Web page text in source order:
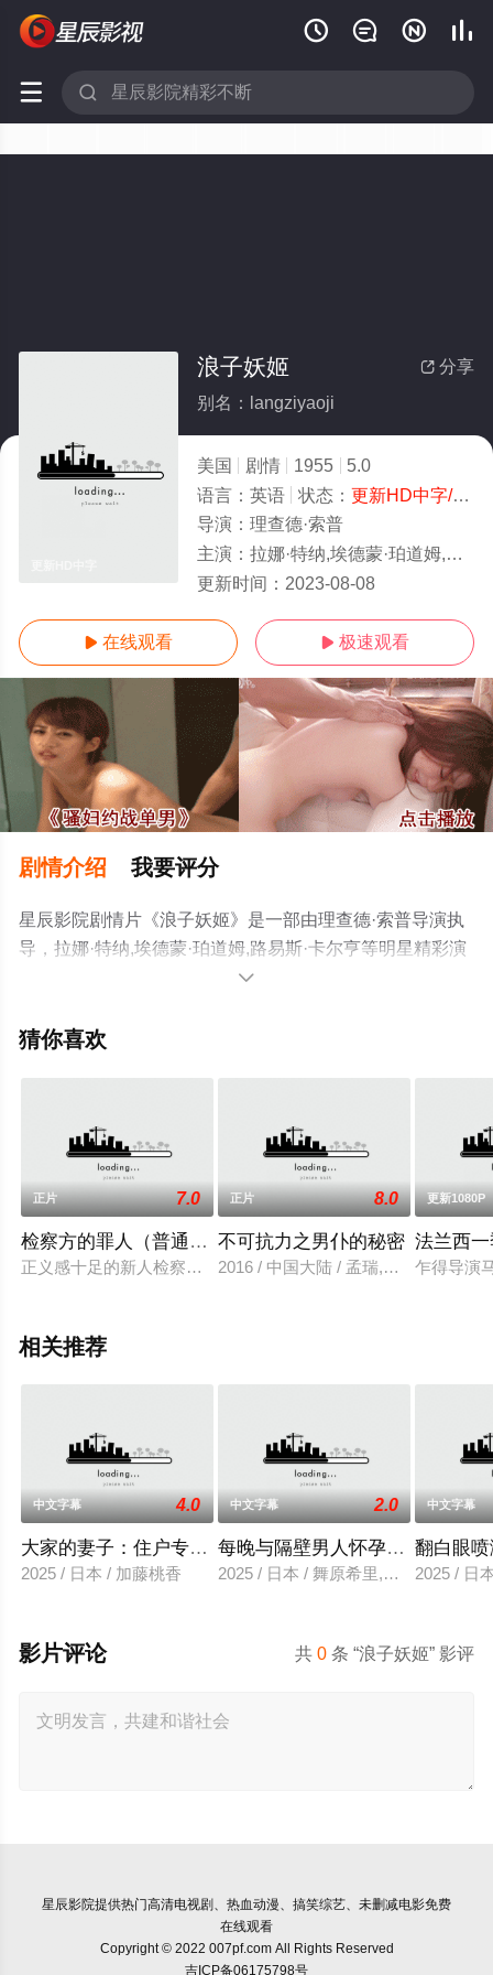
   
 
 分享
浪子妖姬
别名：langziyaoji
美国 剧情 1955
5.0
语言： 英语 状态： 更新HD中字/高清
导演： 理查德·索普
主演： 拉娜·特纳,埃德蒙·珀道姆,路易斯·卡尔亨
更新时间： 2023-08-08
 在线观看  极速观看
剧情介绍 我要评分
星辰影院剧情片《浪子妖姬》是一部由理查德·索普导演执
导，拉娜·特纳,埃德蒙·珀道姆,路易斯·卡尔亨等明星精彩演
绎的美国电影，手机免费观看高清无删减完整版电影大全
或剧情网等平台了解。

猜你喜欢
正片 7.0
检察方的罪人（普通话版）
正义感十足的新人检察官冲野启一郎（二宫和也 饰）十分敬仰
正片 8.0
不可抗力之男仆的秘密
2016 / 中国大陆 / 孟瑞,王博文,厉娜
更新1080P
法兰西
乍得导演
相关推荐
中文字幕 4.0
大家的妻子：住户专用洞口
2025 / 日本 / 加藤桃香
中文字幕 2.0
每晚与隔壁男人怀孕性爱
2025 / 日本 / 舞原希里,佐川金二
中文字幕
翻白眼
2025 / 日
共0 条 “浪子妖姬” 影评
影片评论
星辰影院提供热门高清电视剧、热血动漫、搞笑综艺、未删减电影免费
在线观看
Copyright © 2022 007pf.com All Rights Reserved
吉ICP备06175798号